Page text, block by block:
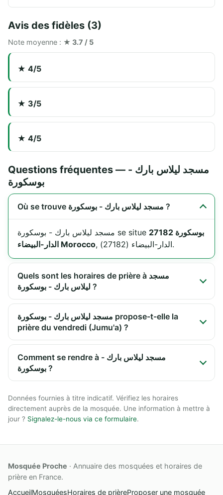
Avis des fidèles (3)
Note moyenne : ★ 3.7 / 5
★ 4/5
★ 3/5
★ 4/5
Questions fréquentes — مسجد ليلاس بارك -
بوسكورة
Où se trouve مسجد ليلاس بارك - بوسكورة ?
مسجد ليلاس بارك - بوسكورة se situe بوسكورة 27182
الدار-البيضاء Morocco
, الدار-البيضاء (27182).
Quels sont les horaires de prière à مسجد
ليلاس بارك - بوسكورة ?
مسجد ليلاس بارك - بوسكورة propose-t-elle la
prière du vendredi (Jumu'a) ?
Comment se rendre à مسجد ليلاس بارك -
بوسكورة ?
Données fournies à titre indicatif. Vérifiez les horaires
directement auprès de la mosquée. Une information à mettre à
jour ? Signalez-le-nous via ce formulaire.
Mosquée Proche · Annuaire des mosquées et horaires de
prière en France.
AccueilMosquéesHoraires de prièreProposer une mosquée